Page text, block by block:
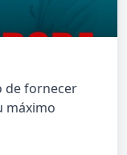
de fornecer
máximo